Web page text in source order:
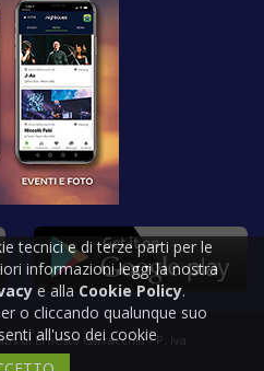
di Ernesto Carracchia - P. Iva
tecnici e di terze parti per le
informazioni leggi la nostra
e alla Cookie Policy.
o cliccando qualunque suo
all'uso dei cookie